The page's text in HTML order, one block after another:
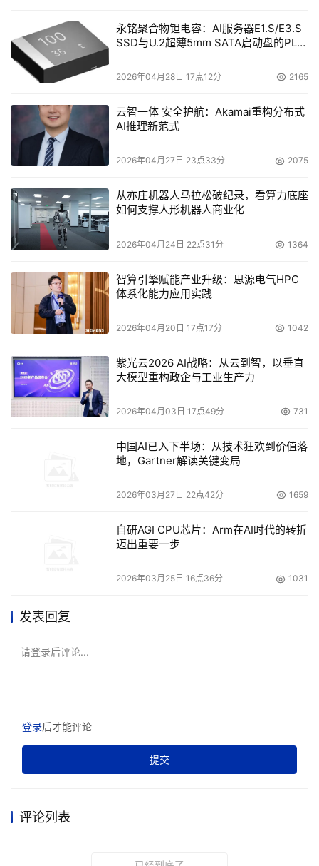
永铭聚合物钽电容：AI服务器E1.S/E3.S
SSD与U.2超薄5mm SATA启动盘的PLP
2026年04月28日 17点12分 2165
云智一体 安全护航：Akamai重构分布式
AI推理新范式
2026年04月27日 23点33分 2075
从亦庄机器人马拉松破纪录，看算力底座
如何支撑人形机器人商业化
2026年04月24日 22点31分 1364
智算引擎赋能产业升级：思源电气HPC
体系化能力应用实践
2026年04月20日 17点17分 1042
紫光云2026 AI战略：从云到智，以垂直
大模型重构政企与工业生产力
2026年04月03日 17点49分 731
中国AI已入下半场：从技术狂欢到价值落
地，Gartner解读关键变局
2026年03月27日 22点42分 1659
自研AGI CPU芯片：Arm在AI时代的转折
迈出重要一步
2026年03月25日 16点36分 1031
发表回复
请登录后评论...
登录后才能评论
提交
评论列表